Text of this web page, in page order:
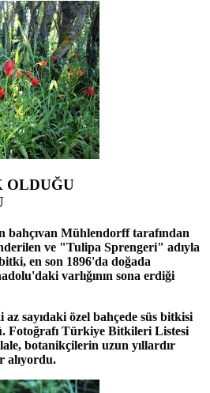
OLDUĞU
bahçıvan Mühlendorff tarafından
ve "Tulipa Sprengeri" adıyla
en son 1896'da doğada
varlığının sona erdiği
sayıdaki özel bahçede süs bitkisi
Fotoğrafı Türkiye Bitkileri Listesi
botanikçilerin uzun yıllardır
alıyordu.